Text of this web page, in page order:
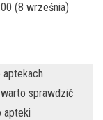
(8 września)
aptekach
sprawdzić
apteki